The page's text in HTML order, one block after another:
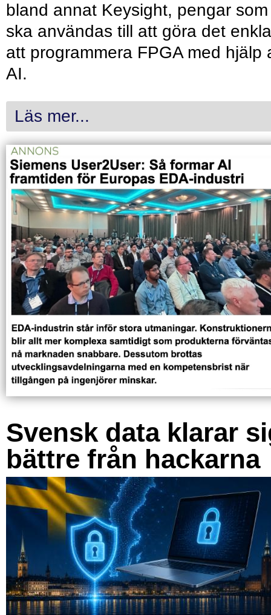
bland annat Keysight, pengar som
ska användas till att göra det
att programmera FPGA med hjälp
AI.
Läs mer...
Svensk data klarar
bättre från hackarna